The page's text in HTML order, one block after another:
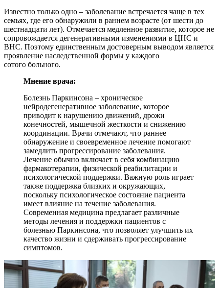
Известно только одно – заболевание встречается чаще в тех
семьях, где его обнаружили в раннем возрасте (от шести до
шестнадцати лет). Отмечается медленное развитие, которое не
сопровождается дегенеративными изменениями в ЦНС и
ВНС. Поэтому единственным достоверным выводом является
проявление наследственной формы у каждого
сотого больного.
Мнение врача:
Болезнь Паркинсона – хроническое
нейродегенеративное заболевание, которое
приводит к нарушению движений, дрожи
конечностей, мышечной жесткости и снижению
координации. Врачи отмечают, что раннее
обнаружение и своевременное лечение помогают
замедлить прогрессирование заболевания.
Лечение обычно включает в себя комбинацию
фармакотерапии, физической реабилитации и
психологической поддержки. Важную роль играет
также поддержка близких и окружающих,
поскольку психологическое состояние пациента
имеет влияние на течение заболевания.
Современная медицина предлагает различные
методы лечения и поддержки пациентов с
болезнью Паркинсона, что позволяет улучшить их
качество жизни и сдерживать прогрессирование
симптомов.